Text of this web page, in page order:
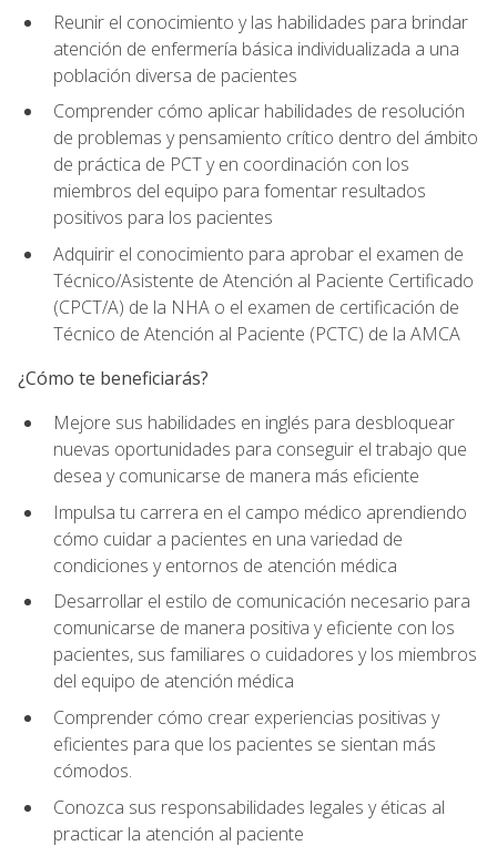
Reunir el conocimiento y las habilidades para brindar
atención de enfermería básica individualizada a una
población diversa de pacientes
Comprender cómo aplicar habilidades de resolución
de problemas y pensamiento crítico dentro del ámbito
de práctica de PCT y en coordinación con los
miembros del equipo para fomentar resultados
positivos para los pacientes
Adquirir el conocimiento para aprobar el examen de
Técnico/Asistente de Atención al Paciente Certificado
(CPCT/A) de la NHA o el examen de certificación de
Técnico de Atención al Paciente (PCTC) de la AMCA
¿Cómo te beneficiarás?
Mejore sus habilidades en inglés para desbloquear
nuevas oportunidades para conseguir el trabajo que
desea y comunicarse de manera más eficiente
Impulsa tu carrera en el campo médico aprendiendo
cómo cuidar a pacientes en una variedad de
condiciones y entornos de atención médica
Desarrollar el estilo de comunicación necesario para
comunicarse de manera positiva y eficiente con los
pacientes, sus familiares o cuidadores y los miembros
del equipo de atención médica
Comprender cómo crear experiencias positivas y
eficientes para que los pacientes se sientan más
cómodos.
Conozca sus responsabilidades legales y éticas al
practicar la atención al paciente